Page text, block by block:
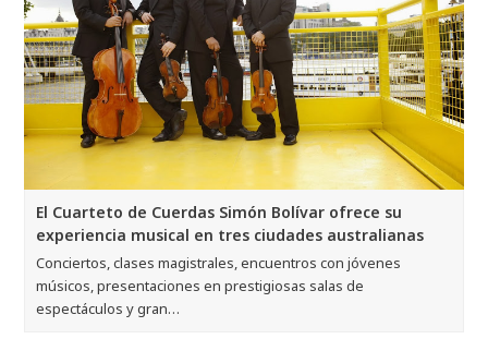
El Cuarteto de Cuerdas Simón Bolívar ofrece su
experiencia musical en tres ciudades australianas
Conciertos, clases magistrales, encuentros con jóvenes
músicos, presentaciones en prestigiosas salas de
espectáculos y gran…